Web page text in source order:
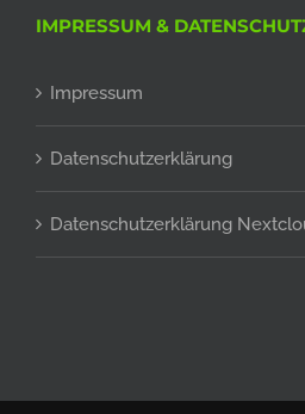
IMPRESSUM &
Impressum
Datenschutzerklärung
Datenschutzerklärung